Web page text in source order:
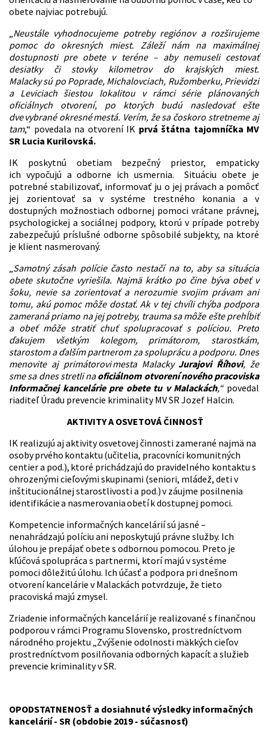
obete najviac potrebujú.
„Neustále vyhodnocujeme potreby regiónov a rozširujeme
pomoc do okresných miest. Záleží nám na maximálnej
dostupnosti pre obete v teréne – aby nemuseli cestovať
desiatky či stovky kilometrov do krajských miest.
Malacky sú po Poprade, Michalovciach, Ružomberku, Prievidzi
a Leviciach šiestou lokalitou v rámci série plánovaných
oficiálnych otvorení, po ktorých budú nasledovať ešte
dve vybrané okresné mestá. Verím, že sa čoskoro stretneme aj
tam,“ povedala na otvorení IK prvá štátna tajomníčka MV
SR Lucia Kurilovská.
IK poskytnú obetiam bezpečný priestor, empaticky
ich vypočujú a odborne ich usmernia. Situáciu obete je
potrebné stabilizovať, informovať ju o jej právach a pomôcť
jej zorientovať sa v systéme trestného konania a v
dostupných možnostiach odbornej pomoci vrátane právnej,
psychologickej a sociálnej podpory, ktorú v prípade potreby
zabezpečujú príslušné odborne spôsobilé subjekty, na ktoré
je klient nasmerovaný.
„Samotný zásah polície často nestačí na to, aby sa situácia
obete skutočne vyriešila. Najmä krátko po čine býva obeť v
šoku, nevie sa zorientovať a nerozumie svojim právam ani
tomu, akú pomoc môže dostať. Ak v tej chvíli chýba podpora
zameraná priamo na jej potreby, trauma sa môže ešte prehĺbiť
a obeť môže stratiť chuť spolupracovať s políciou. Preto
ďakujem všetkým kolegom, primátorom, starostkám,
starostom a ďalším partnerom za spoluprácu a podporu. Dnes
menovite aj primátorovi mesta MalackyJurajovi Říhovi, že
sme sa dnes stretli naoficiálnom otvorení nového pracoviska
Informačnej kancelárie pre obete tu v Malackách,“povedal
riaditeľ Úradu prevencie kriminality MV SR Jozef Halcin.
AKTIVITY A OSVETOVÁ ČINNOSŤ
IK realizujú aj aktivity osvetovej činnosti zamerané najmä na
osoby prvého kontaktu (učitelia, pracovníci komunitných
centier a pod.), ktoré prichádzajú do pravidelného kontaktu s
ohrozenými cieľovými skupinami (seniori, mládež, deti v
inštitucionálnej starostlivosti a pod.) v záujme posilnenia
identifikácie a nasmerovania obetí k dostupnej pomoci.
Kompetencie informačných kancelárií sú jasné –
nenahrádzajú políciu ani neposkytujú právne služby. Ich
úlohou je prepájať obete s odbornou pomocou. Preto je
kľúčová spolupráca s partnermi, ktorí majú v systéme
pomoci dôležitú úlohu. Ich účasť a podpora pri dnešnom
otvorení kancelárie v Malackách potvrdzuje, že tieto
pracoviská majú zmysel.
Zriadenie informačných kancelárií je realizované s finančnou
podporou v rámci Programu Slovensko, prostredníctvom
národného projektu „Zvýšenie odolnosti mäkkých cieľov
prostredníctvom posilňovania odborných kapacít a služieb
prevencie kriminality v SR.
OPODSTATNENOSŤ a dosiahnuté výsledky informačných
kancelárií - SR (obdobie 2019 - súčasnosť)